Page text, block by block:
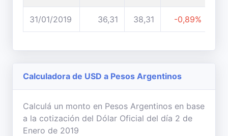
31/01/2019 36,31 38,31 -0,89%
Calculadora de USD a Pesos Argentinos
Calculá un monto en Pesos Argentinos en base
a la cotización del Dólar Oficial del día 2 de
Enero de 2019